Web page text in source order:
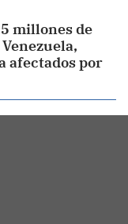
millones de
afectados por